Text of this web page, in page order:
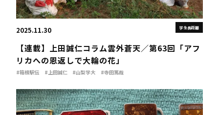
学生長距離
2025.11.30
【連載】上田誠仁コラム雲外蒼天／第63回「アフ
リカへの恩返しで大輪の花」
#箱根駅伝 #上田誠仁 #山梨学大 #寺田篤哉